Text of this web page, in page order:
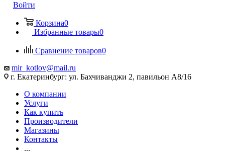
Войти
Корзина0
Избранные товары0
Сравнение товаров0
mir_kotlov@mail.ru
г. Екатеринбург: ул. Бахчиванджи 2, павильон А8/16
О компании
Услуги
Как купить
Производители
Магазины
Контакты
...